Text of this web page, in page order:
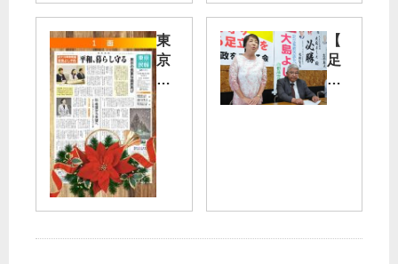
選
躍
進
へ
で
田
区
森
氏
の
東
京
民
号
≫
【
足
立
区
氏
及